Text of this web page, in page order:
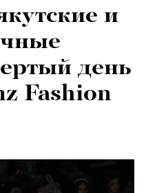
и
день
Fashion